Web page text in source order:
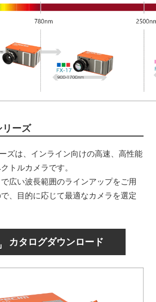
ーズ
ズは、インライン向けの高速、高性能
トルカメラです。
広い波長範囲のラインアップをご用
、目的に応じて最適なカメラを選定
カタログダウンロード